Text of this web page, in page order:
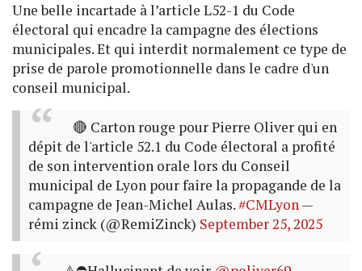
Une belle incartade à l’article L52-1 du Code
électoral qui encadre la campagne des élections
municipales. Et qui interdit normalement ce type de
prise de parole promotionnelle dans le cadre d'un
conseil municipal.
🔴 Carton rouge pour Pierre Oliver qui en
dépit de l'article 52.1 du Code électoral a profité
de son intervention orale lors du Conseil
municipal de Lyon pour faire la propagande de la
campagne de Jean-Michel Aulas.#CMLyon—
rémi zinck (@RemiZinck) September 25, 2025